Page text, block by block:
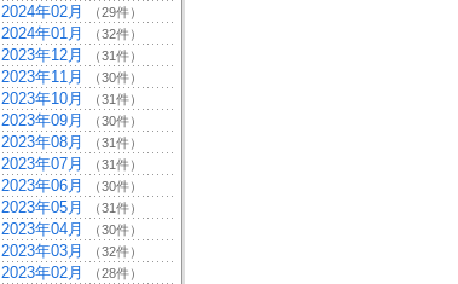
2024年02月 （29件）
2024年01月 （32件）
2023年12月 （31件）
2023年11月 （30件）
2023年10月 （31件）
2023年09月 （30件）
2023年08月 （31件）
2023年07月 （31件）
2023年06月 （30件）
2023年05月 （31件）
2023年04月 （30件）
2023年03月 （32件）
2023年02月 （28件）